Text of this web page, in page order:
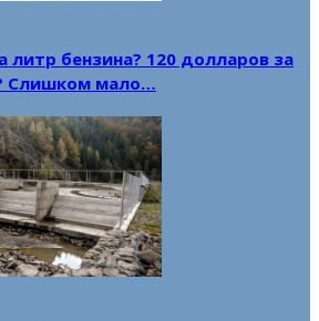
литр бензина? 120 долларов за
Слишком мало…